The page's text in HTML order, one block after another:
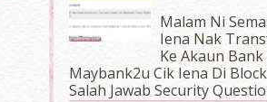
Malam Ni
Iena Nak
Ke Akaun Bank
Maybank2u Cik Iena Di
Salah Jawab Security